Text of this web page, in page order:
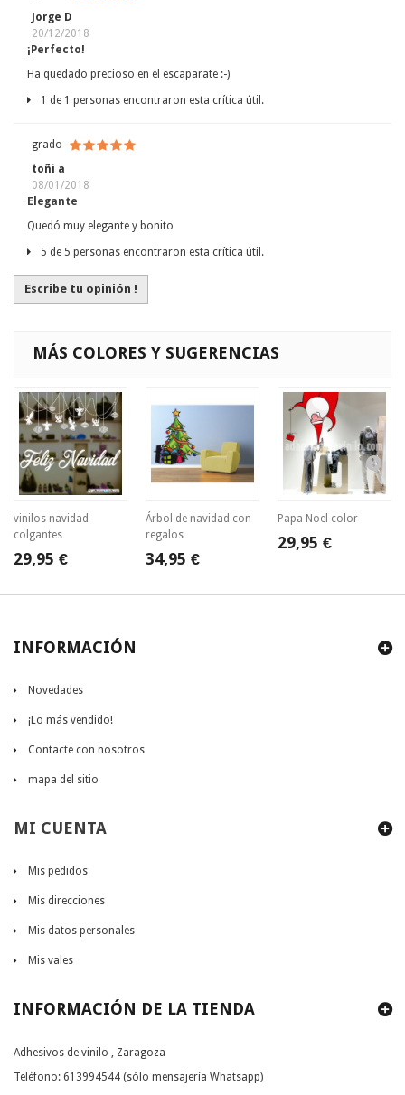
Jorge D
20/12/2018
¡Perfecto!
Ha quedado precioso en el escaparate :-)
1 de 1 personas encontraron esta crítica útil.
grado
toñi a
08/01/2018
Elegante
Quedó muy elegante y bonito
5 de 5 personas encontraron esta crítica útil.
Escribe tu opinión !
MÁS COLORES Y SUGERENCIAS
vinilos navidad
colgantes
29,95 €
Árbol de navidad con
regalos
34,95 €
Papa Noel color
29,95 €
INFORMACIÓN
Novedades
¡Lo más vendido!
Contacte con nosotros
mapa del sitio
MI CUENTA
Mis pedidos
Mis direcciones
Mis datos personales
Mis vales
INFORMACIÓN DE LA TIENDA
Adhesivos de vinilo , Zaragoza
Teléfono: 613994544 (sólo mensajería Whatsapp)